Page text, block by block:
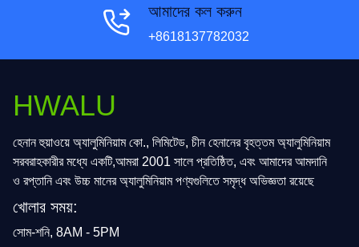
আমাদের কল করুন
+8618137782032
HWALU
হেনান হুয়াওয়ে অ্যালুমিনিয়াম কো., লিমিটেড, চীন হেনানের বৃহত্তম অ্যালুমিনিয়াম
সরবরাহকারীর মধ্যে একটি,আমরা 2001 সালে প্রতিষ্ঠিত, এবং আমাদের আমদানি
ও রপ্তানি এবং উচ্চ মানের অ্যালুমিনিয়াম পণ্যগুলিতে সমৃদ্ধ অভিজ্ঞতা রয়েছে
খোলার সময়:
সোম-শনি, 8AM - 5PM